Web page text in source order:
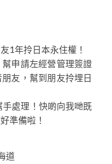
1年拎日本永住權！
申請左經營管理簽證
友，幫到朋友拎埋日
手處理！快啲向我哋既
準備啦！
道